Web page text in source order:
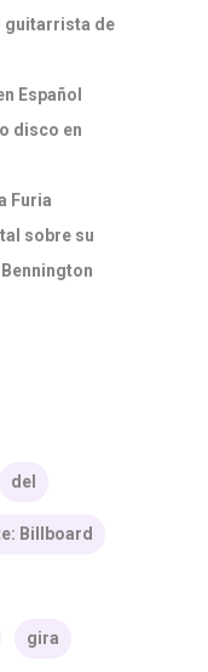
guitarrista de
Español
disco en
Furia
sobre su
del
Billboard
gira